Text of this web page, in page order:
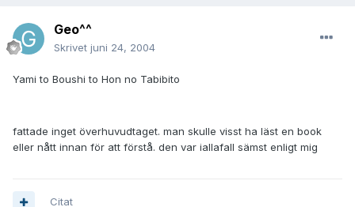
Geo^^
Skrivet juni 24, 2004
Yami to Boushi to Hon no Tabibito
fattade inget överhuvudtaget. man skulle visst ha läst en book
eller nått innan för att förstå. den var iallafall sämst enligt mig
Citat